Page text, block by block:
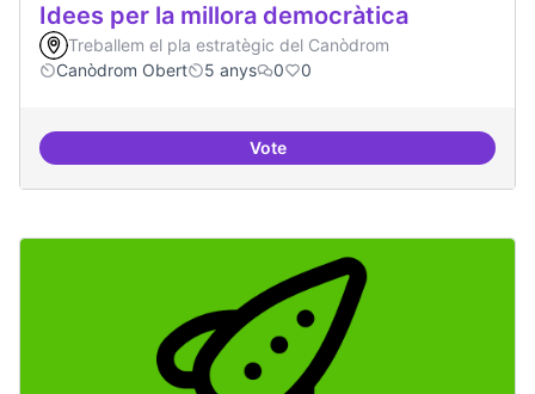
Idees per la millora democràtica
Treballem el pla estratègic del Canòdrom
Canòdrom Obert
5 anys 0 0
VoteIdees per la millora democràtica